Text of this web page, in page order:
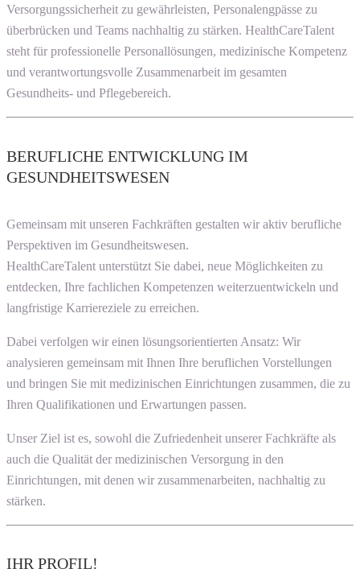
Versorgungssicherheit zu gewährleisten, Personalengpässe zu
überbrücken und Teams nachhaltig zu stärken. HealthCareTalent
steht für professionelle Personallösungen, medizinische Kompetenz
und verantwortungsvolle Zusammenarbeit im gesamten
Gesundheits- und Pflegebereich.
BERUFLICHE ENTWICKLUNG IM
GESUNDHEITSWESEN
Gemeinsam mit unseren Fachkräften gestalten wir aktiv berufliche
Perspektiven im Gesundheitswesen.
HealthCareTalent unterstützt Sie dabei, neue Möglichkeiten zu
entdecken, Ihre fachlichen Kompetenzen weiterzuentwickeln und
langfristige Karriereziele zu erreichen.
Dabei verfolgen wir einen lösungsorientierten Ansatz: Wir
analysieren gemeinsam mit Ihnen Ihre beruflichen Vorstellungen
und bringen Sie mit medizinischen Einrichtungen zusammen, die zu
Ihren Qualifikationen und Erwartungen passen.
Unser Ziel ist es, sowohl die Zufriedenheit unserer Fachkräfte als
auch die Qualität der medizinischen Versorgung in den
Einrichtungen, mit denen wir zusammenarbeiten, nachhaltig zu
stärken.
IHR PROFIL!